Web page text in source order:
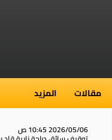
مقالات المزيد
2026/05/06 10:45 ص